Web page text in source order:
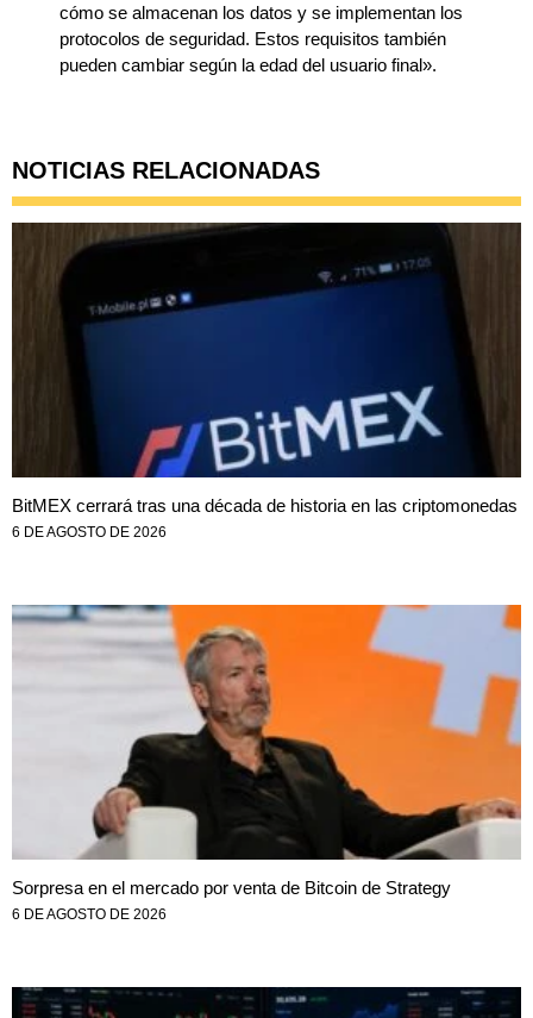
cómo se almacenan los datos y se implementan los
protocolos de seguridad. Estos requisitos también
pueden cambiar según la edad del usuario final».
NOTICIAS RELACIONADAS
BitMEX cerrará tras una década de historia en las criptomonedas
6 DE AGOSTO DE 2026
Sorpresa en el mercado por venta de Bitcoin de Strategy
6 DE AGOSTO DE 2026